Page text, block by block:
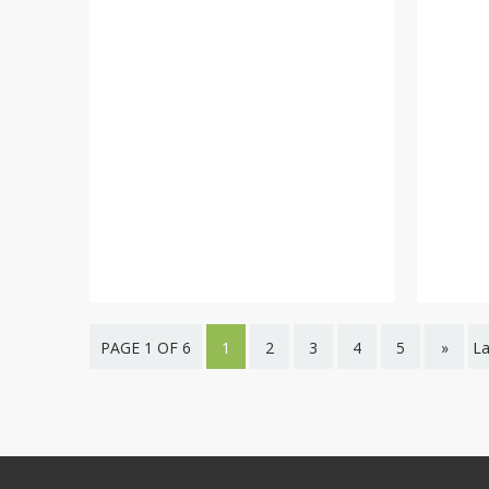
PAGE 1 OF 6 1 2 3 4 5 »